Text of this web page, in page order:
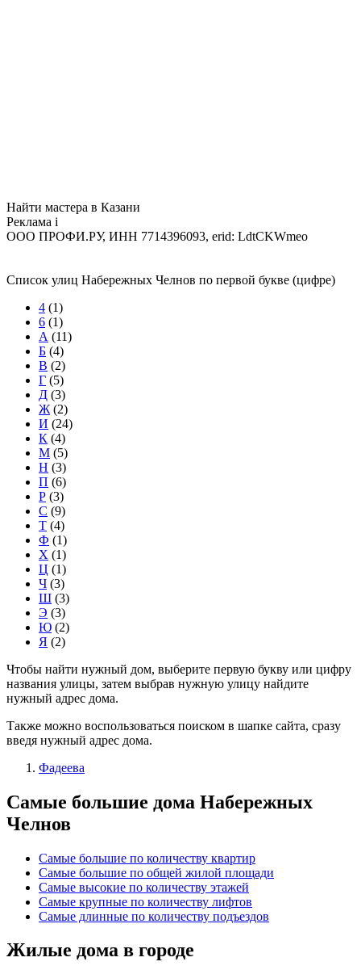
Найти мастера в Казани
Реклама i
ООО ПРОФИ.РУ, ИНН 7714396093, erid: LdtCKWmeo
Список улиц Набережных Челнов по первой букве (цифре)
4 (1)
6 (1)
А (11)
Б (4)
В (2)
Г (5)
Д (3)
Ж (2)
И (24)
К (4)
М (5)
Н (3)
П (6)
Р (3)
С (9)
Т (4)
Ф (1)
Х (1)
Ц (1)
Ч (3)
Ш (3)
Э (3)
Ю (2)
Я (2)
Чтобы найти нужный дом, выберите первую букву или цифру
названия улицы, затем выбрав нужную улицу найдите
нужный адрес дома.
Также можно воспользоваться поиском в шапке сайта, сразу
введя нужный адрес дома.
Фадеева
Самые большие дома Набережных
Челнов
Самые большие по количеству квартир
Самые большие по общей жилой площади
Самые высокие по количеству этажей
Самые крупные по количеству лифтов
Самые длинные по количеству подъездов
Жилые дома в городе